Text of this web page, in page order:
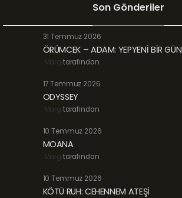
Son Gönderiler
31 Temmuz 2026
ÖRÜMCEK – ADAM: YEPYENİ BİR GÜN
Margitarafından
17 Temmuz 2026
ODYSSEY
Margitarafından
10 Temmuz 2026
MOANA
Margitarafından
10 Temmuz 2026
KÖTÜ RUH: CEHENNEM ATEŞİ